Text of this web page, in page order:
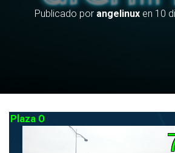
Publicado por angelinux en 10